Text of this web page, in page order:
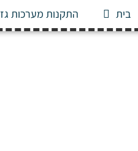
בית התקנות מערכות גז